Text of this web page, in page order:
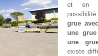
et en
grue
une
une
existe